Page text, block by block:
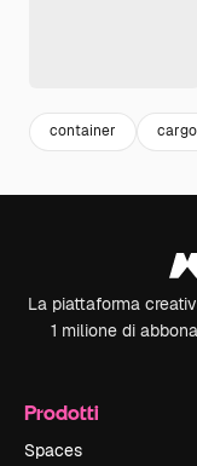
container cargo
La piattaforma
1 milione di
Prodotti
Spaces